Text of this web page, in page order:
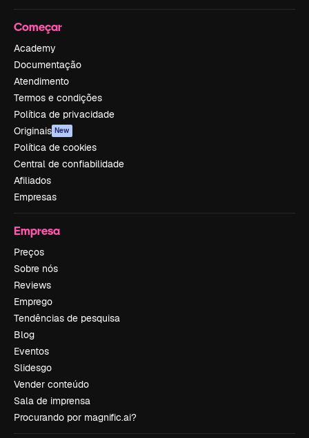
Começar
Academy
Documentação
Atendimento
Termos e condições
Política de privacidade
Originais New
Política de cookies
Central de confiabilidade
Afiliados
Empresas
Empresa
Preços
Sobre nós
Reviews
Emprego
Tendências de pesquisa
Blog
Eventos
Slidesgo
Vender conteúdo
Sala de imprensa
Procurando por magnific.ai?